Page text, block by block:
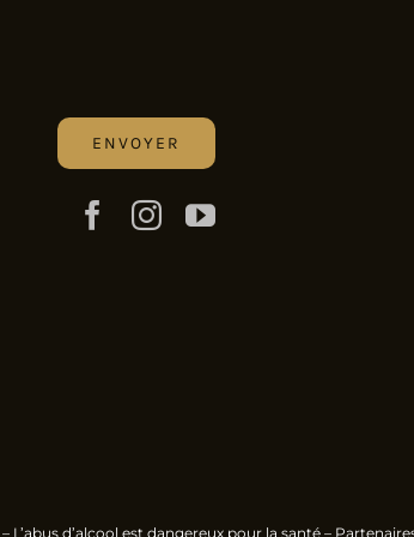
– L’abus d’alcool est dangereux pour la santé –